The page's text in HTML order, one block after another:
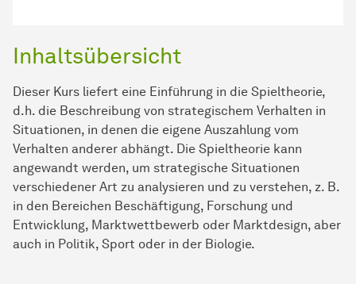
Inhaltsübersicht
Dieser Kurs liefert eine Einführung in die Spieltheorie,
d.h. die Beschreibung von strategischem Verhalten in
Situationen, in denen die eigene Auszahlung vom
Verhalten anderer abhängt. Die Spieltheorie kann
angewandt werden, um strategische Situationen
verschiedener Art zu analysieren und zu verstehen, z. B.
in den Bereichen Beschäftigung, Forschung und
Entwicklung, Marktwettbewerb oder Marktdesign, aber
auch in Politik, Sport oder in der Biologie.